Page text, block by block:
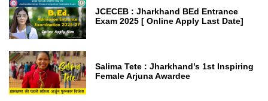
JCECEB : Jharkhand BEd Entrance
Exam 2025 [ Online Apply Last Date]
Salima Tete : Jharkhand’s 1st Inspiring
Female Arjuna Awardee